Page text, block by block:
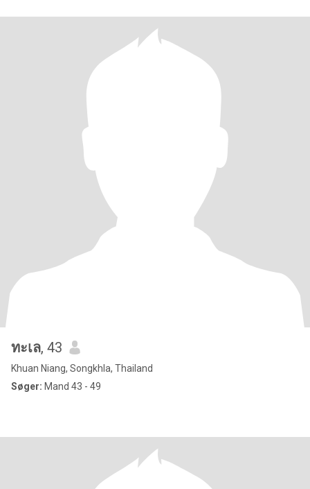
ทะเล, 43
Khuan Niang, Songkhla, Thailand
Søger: Mand 43 - 49